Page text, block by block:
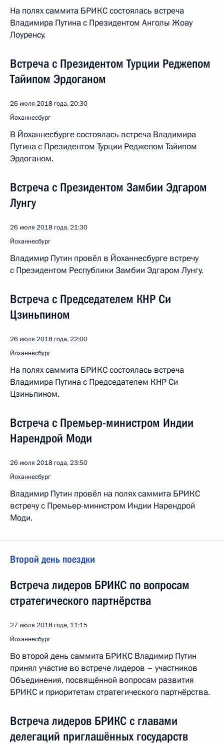
На полях саммита БРИКС состоялась встреча
Владимира Путина с Президентом Анголы Жоау
Лоуренсу.
Встреча с Президентом Турции Реджепом
Тайипом Эрдоганом
26 июля 2018 года, 20:30
Йоханнесбург
В Йоханнесбурге состоялась встреча Владимира
Путина с Президентом Турции Реджепом Тайипом
Эрдоганом.
Встреча с Президентом Замбии Эдгаром
Лунгу
26 июля 2018 года, 21:30
Йоханнесбург
Владимир Путин провёл в Йоханнесбурге встречу
с Президентом Республики Замбии Эдгаром Лунгу.
Встреча с Председателем КНР Си
Цзиньпином
26 июля 2018 года, 22:00
Йоханнесбург
На полях саммита БРИКС состоялась встреча
Владимира Путина с Председателем КНР Си
Цзиньпином.
Встреча с Премьер-министром Индии
Нарендрой Моди
26 июля 2018 года, 23:50
Йоханнесбург
Владимир Путин провёл на полях саммита БРИКС
встречу с Премьер-министром Индии Нарендрой
Моди.
Второй день поездки
Встреча лидеров БРИКС по вопросам
стратегического партнёрства
27 июля 2018 года, 11:15
Йоханнесбург
Во второй день саммита БРИКС Владимир Путин
принял участие во встрече лидеров – участников
Объединения, посвящённой вопросам развития
БРИКС и приоритетам стратегического партнёрства.
Встреча лидеров БРИКС с главами
делегаций приглашённых государств